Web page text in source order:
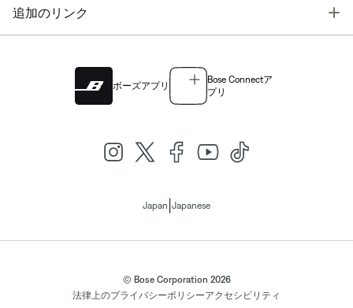
追加のリンク
ボーズアプリ
Bose Connectア
プリ
Japan Japanese
© Bose Corporation 2026
法律上のプライバシーポリシーアクセシビリティ